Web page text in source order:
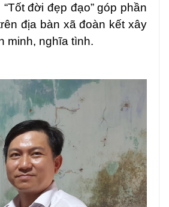
đời đẹp đạo” góp phần
địa bàn xã đoàn kết xây
minh, nghĩa tình.